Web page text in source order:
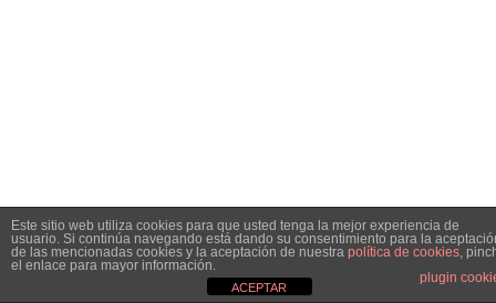
Este sitio web utiliza cookies para que usted tenga la mejor experiencia de
usuario. Si continúa navegando está dando su consentimiento para la
de las mencionadas cookies y la aceptación de nuestra política de cookies,
el enlace para mayor información.
plugin
ACEPTAR